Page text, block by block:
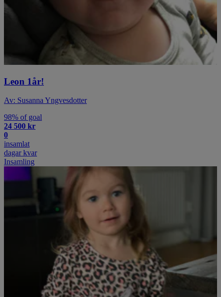
Leon 1år!
Av: Susanna Yngvesdotter
98% of goal
24 500 kr
0
insamlat
dagar kvar
Insamling